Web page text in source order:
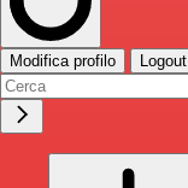
Modifica profilo Logout